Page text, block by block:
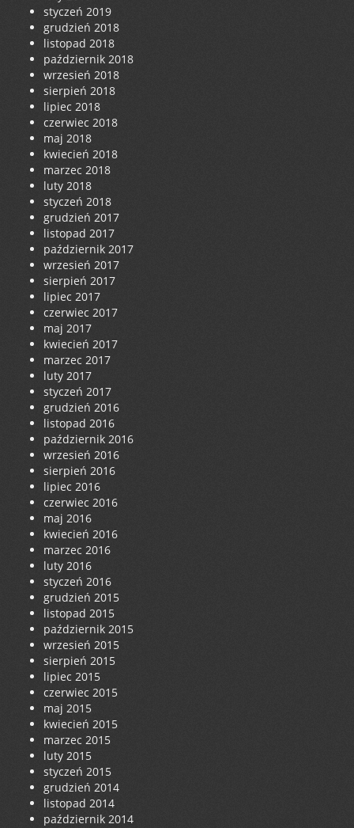
styczeń 2019
grudzień 2018
listopad 2018
październik 2018
wrzesień 2018
sierpień 2018
lipiec 2018
czerwiec 2018
maj 2018
kwiecień 2018
marzec 2018
luty 2018
styczeń 2018
grudzień 2017
listopad 2017
październik 2017
wrzesień 2017
sierpień 2017
lipiec 2017
czerwiec 2017
maj 2017
kwiecień 2017
marzec 2017
luty 2017
styczeń 2017
grudzień 2016
listopad 2016
październik 2016
wrzesień 2016
sierpień 2016
lipiec 2016
czerwiec 2016
maj 2016
kwiecień 2016
marzec 2016
luty 2016
styczeń 2016
grudzień 2015
listopad 2015
październik 2015
wrzesień 2015
sierpień 2015
lipiec 2015
czerwiec 2015
maj 2015
kwiecień 2015
marzec 2015
luty 2015
styczeń 2015
grudzień 2014
listopad 2014
październik 2014